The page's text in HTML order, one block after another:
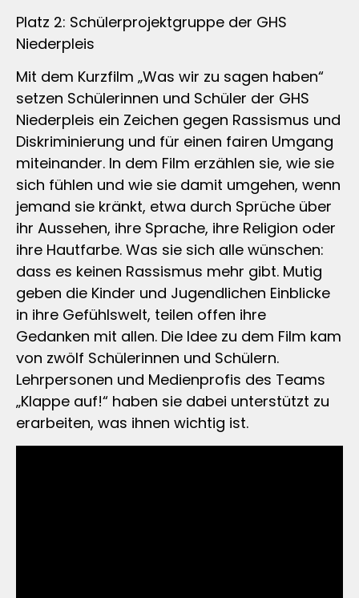
Platz 2: Schülerprojektgruppe der GHS
Niederpleis
Mit dem Kurzfilm „Was wir zu sagen haben“
setzen Schülerinnen und Schüler der GHS
Niederpleis ein Zeichen gegen Rassismus und
Diskriminierung und für einen fairen Umgang
miteinander. In dem Film erzählen sie, wie sie
sich fühlen und wie sie damit umgehen, wenn
jemand sie kränkt, etwa durch Sprüche über
ihr Aussehen, ihre Sprache, ihre Religion oder
ihre Hautfarbe. Was sie sich alle wünschen:
dass es keinen Rassismus mehr gibt. Mutig
geben die Kinder und Jugendlichen Einblicke
in ihre Gefühlswelt, teilen offen ihre
Gedanken mit allen. Die Idee zu dem Film kam
von zwölf Schülerinnen und Schülern.
Lehrpersonen und Medienprofis des Teams
„Klappe auf!“ haben sie dabei unterstützt zu
erarbeiten, was ihnen wichtig ist.